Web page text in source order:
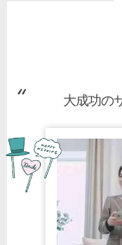
大成功の